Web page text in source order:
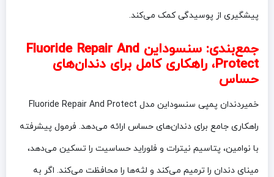
پیشگیری از پوسیدگی کمک می‌کند.
جمع‌بندی: سنسوداین Fluoride Repair And
Protect، راهکاری کامل برای دندان‌های
حساس
خمیردندان پمپی سنسوداین مدل Fluoride Repair And Protect
راهکاری جامع برای دندان‌های حساس ارائه می‌دهد. فرمول پیشرفته
با نوامین، پتاسیم نیترات و فلوراید حساسیت را تسکین می‌دهد،
مینای دندان را ترمیم می‌کند و لثه‌ها را محافظت می‌کند. اگر به